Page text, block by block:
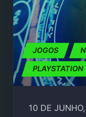
JOGOS
PLAYSTATION
10 DE